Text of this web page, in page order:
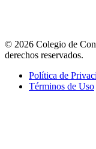
© 2026 Colegio de
derechos reservados.
Política de
Términos de Uso